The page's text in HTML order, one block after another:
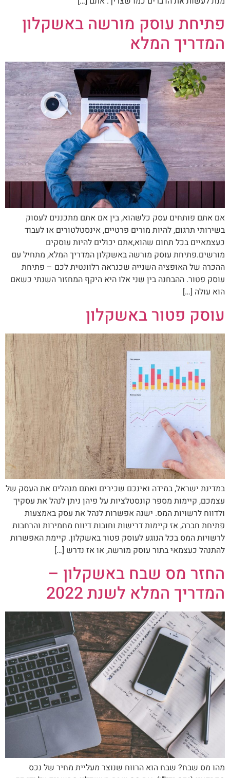
פתיחת עוסק מורשה באשקלון
המדריך המלא
אם אתם פותחים עסק כלשהוא, בין אם אתם מתכננים לעסוק
בשירותי תרגום, להיות מורים פרטיים, אינסטלטורים או לעבוד
כעצמאיים בכל תחום שהוא,אתם יכולים להיות עוסקים
מורשים.פתיחת עוסק מורשה באשקלון המדריך המלא, מתחיל עם
ההכרה של האופציה השנייה שכנראה רלוונטית לכם – פתיחת
עוסק פטור. ההבחנה בין שני אלו היא היקף המחזור השנתי כשאם
הוא עולה […]
עוסק פטור באשקלון
במדינת ישראל, במידה ואינכם שכירים ואתם מנהלים את העסק של
עצמכם, קיימות מספר קונסטלציות על פיהן ניתן לנהל את עסקיך
ולדווח לרשויות המס. ישנה אפשרות לנהל את עסק באמצעות
פתיחת חברה, אז קיימות דרישות וחובות דיווח מחמירות והרחבות
לרשויות המס בכל הנוגע לעוסק פטור באשקלון. קיימת האפשרות
להתנהל כעצמאי בתור עוסק מורשה, או אז נדרש […]
החזר מס שבח באשקלון –
המדריך המלא לשנת 2022
מהו מס שבח? שבח הוא הרווח שנוצר מעליית מחיר של נכס